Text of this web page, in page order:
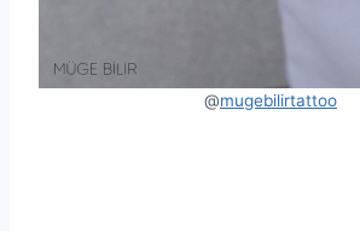
@mugebilirtattoo